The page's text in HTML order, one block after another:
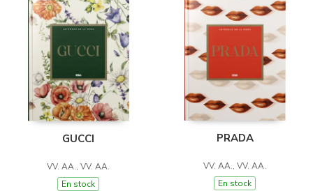
GUCCI
VV. AA., VV. AA.
En stock
PRADA
VV. AA., VV. AA.
En stock